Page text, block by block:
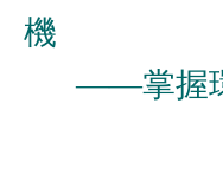
機
——掌握